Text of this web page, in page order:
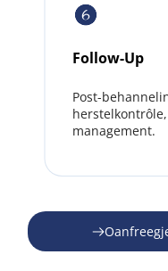
Follow-Up
Post-
management.